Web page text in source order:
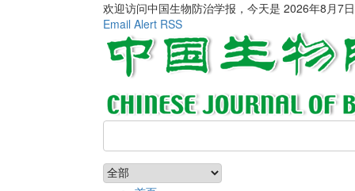
欢迎访问中国生物防治学报，今天是 2026年8月7
Email Alert RSS